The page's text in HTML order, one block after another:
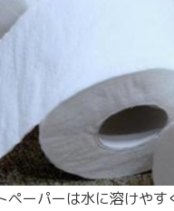
ペーパーは水に溶けやす